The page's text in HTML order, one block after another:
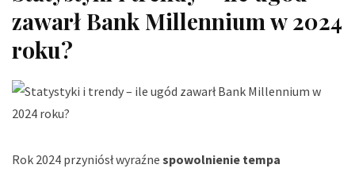
zawarł Bank Millennium w 2024
roku?
Rok 2024 przyniósł wyraźne spowolnienie tempa